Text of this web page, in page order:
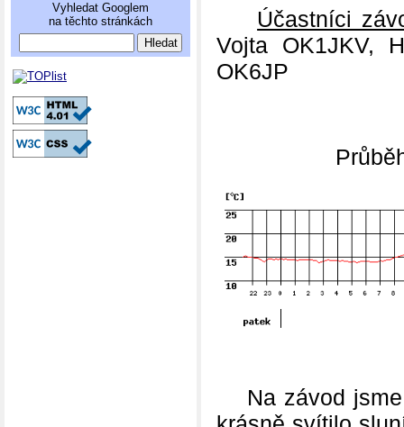
Vyhledat Googlem
na těchto stránkách
Účastníci
Vojta OK1JKV,
OK6JP
Na závod jsme